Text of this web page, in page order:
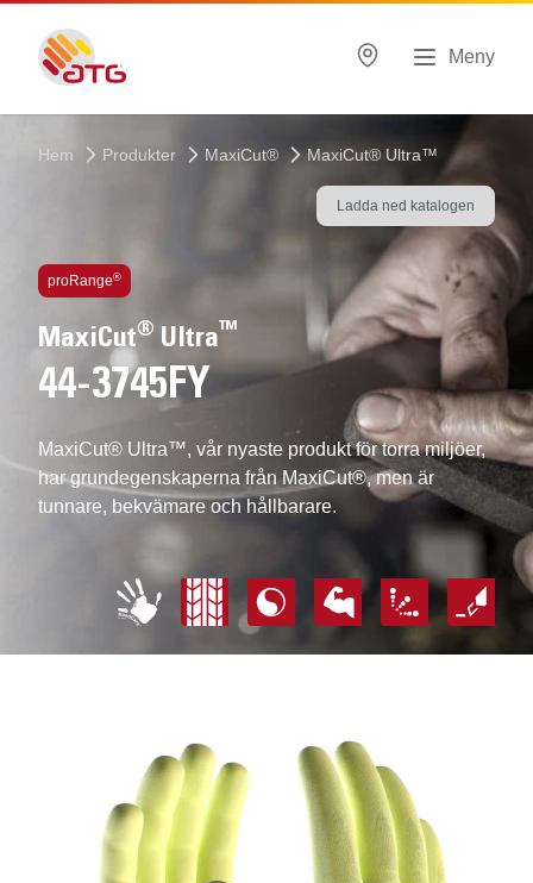
Meny
Hem Produkter MaxiCut® MaxiCut® Ultra™
Ladda ned katalogen
proRange®
MaxiCut® Ultra™
44-3745FY
MaxiCut® Ultra™, vår nyaste produkt för torra miljöer,
har grundegenskaperna från MaxiCut®, men är
tunnare, bekvämare och hållbarare.
Inbyggd teknlogi